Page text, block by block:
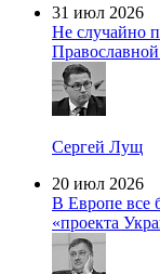
31 июл 2026
Не случайно
Сергей Лущ
20 июл 2026
В Европе все
«проекта